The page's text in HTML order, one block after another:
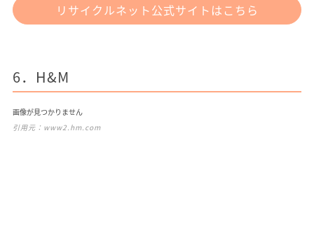
リサイクルネット公式サイトはこちら
6．H&M
画像が見つかりません
引用元： www2.hm.com